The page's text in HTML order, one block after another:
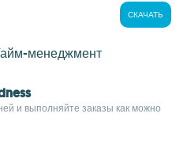
СКАЧАТЬ
менеджмент
и выполняйте заказы как можно